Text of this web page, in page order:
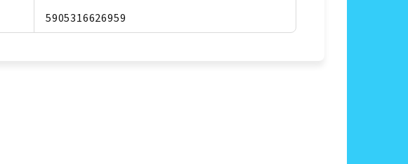
5905316626959